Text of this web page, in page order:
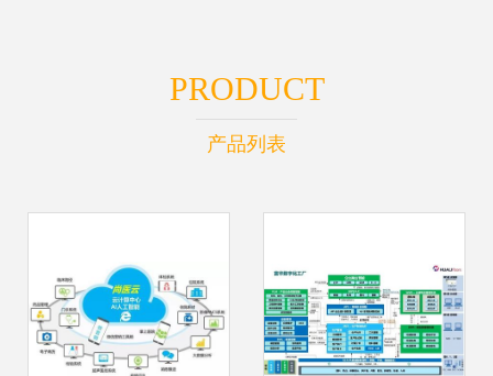
PRODUCT
产品列表